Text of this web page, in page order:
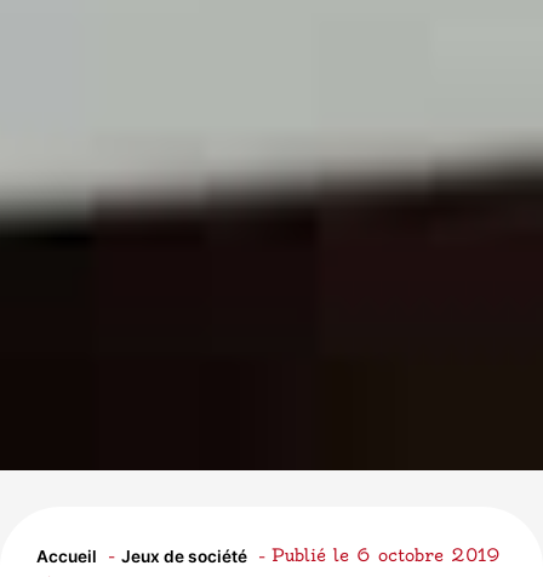
Accueil
Jeux de société
Publié le 6 octobre 2019